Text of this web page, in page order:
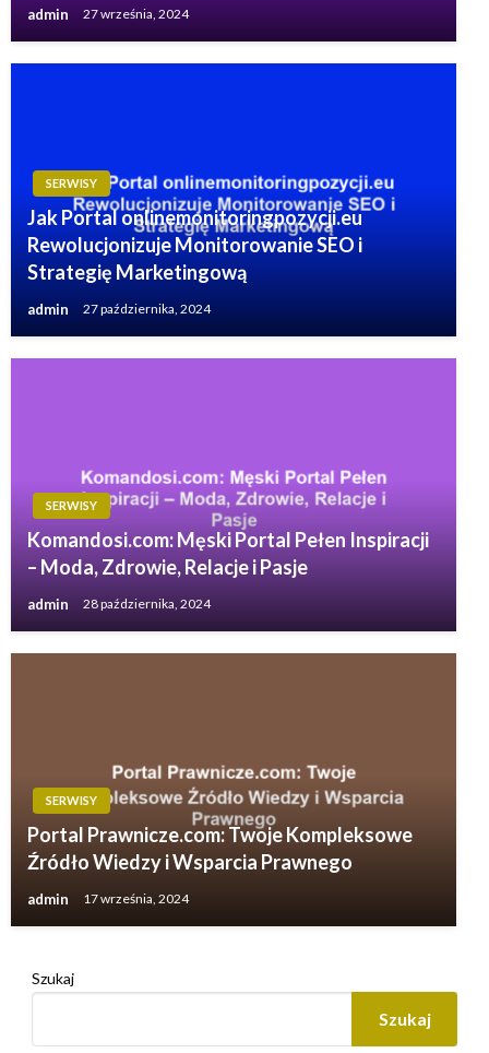
admin 27 września, 2024
SERWISY
Jak Portal onlinemonitoringpozycji.eu
Rewolucjonizuje Monitorowanie SEO i
Strategię Marketingową
admin 27 października, 2024
SERWISY
Komandosi.com: Męski Portal Pełen Inspiracji
– Moda, Zdrowie, Relacje i Pasje
admin 28 października, 2024
SERWISY
Portal Prawnicze.com: Twoje Kompleksowe
Źródło Wiedzy i Wsparcia Prawnego
admin 17 września, 2024
Szukaj
Szukaj